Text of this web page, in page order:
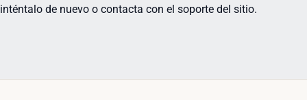
inténtalo de nuevo o contacta con el soporte del sitio.